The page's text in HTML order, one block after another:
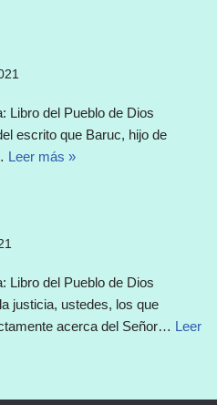
Libro del Pueblo de Dios
escrito que Baruc, hijo de
Leer más »
Libro del Pueblo de Dios
justicia, ustedes, los que
acerca del Señor… Leer